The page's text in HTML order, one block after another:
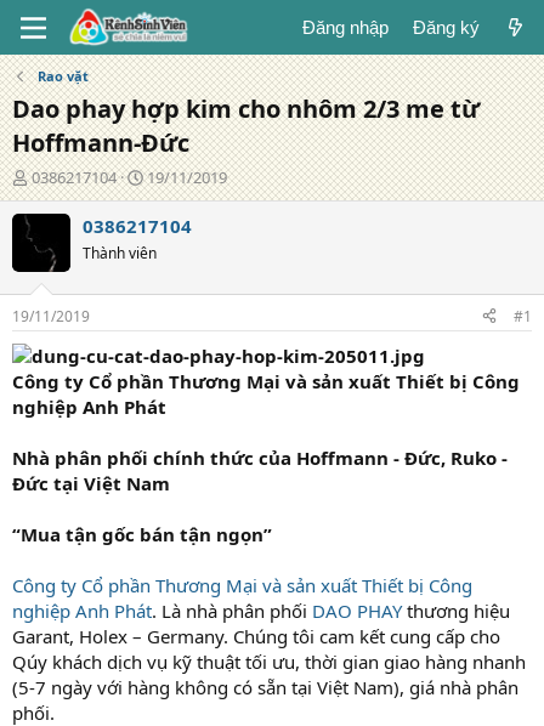
Đăng nhập Đăng ký
Rao vặt
Dao phay hợp kim cho nhôm 2/3 me từ
Hoffmann-Đức
T
á
c
g
ả
0386217104
N
g
à
đ
g
19/11/2019
0386217104
Thành viên
19/11/2019 #1
Công ty Cổ phần Thương Mại và sản xuất Thiết bị Công
nghiệp Anh Phát
Nhà phân phối chính thức của Hoffmann - Đức, Ruko -
Đức tại Việt Nam
“Mua tận gốc bán tận ngọn”
Công ty Cổ phần Thương Mại và sản xuất Thiết bị Công
nghiệp Anh Phát. Là nhà phân phối DAO PHAYthương hiệu
Garant, Holex – Germany. Chúng tôi cam kết cung cấp cho
Qúy khách dịch vụ kỹ thuật tối ưu, thời gian giao hàng nhanh
(5-7 ngày với hàng không có sẵn tại Việt Nam), giá nhà phân
phối.